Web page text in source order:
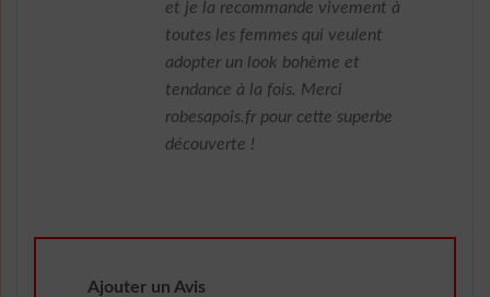
et je la recommande vivement à
toutes les femmes qui veulent
adopter un look bohème et
tendance à la fois. Merci
robesapois.fr pour cette superbe
découverte !
Ajouter un Avis